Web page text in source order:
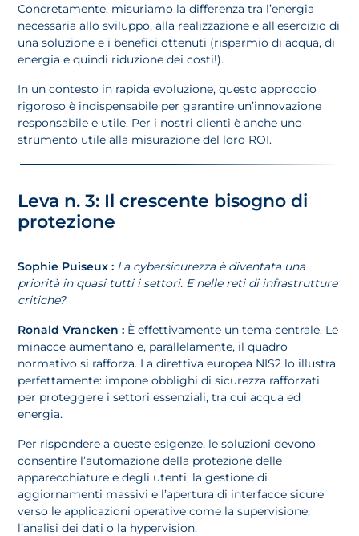
Concretamente, misuriamo la differenza tra l’energia
necessaria allo sviluppo, alla realizzazione e all’esercizio di
una soluzione e i benefici ottenuti (risparmio di acqua, di
energia e quindi riduzione dei costi!).
In un contesto in rapida evoluzione, questo approccio
rigoroso è indispensabile per garantire un’innovazione
responsabile e utile. Per i nostri clienti è anche uno
strumento utile alla misurazione del loro ROI.
Leva n. 3: Il crescente bisogno di
protezione
Sophie Puiseux : La cybersicurezza è diventata una
priorità in quasi tutti i settori. E nelle reti di infrastrutture
critiche?
Ronald Vrancken : È effettivamente un tema centrale. Le
minacce aumentano e, parallelamente, il quadro
normativo si rafforza. La direttiva europea NIS2 lo illustra
perfettamente: impone obblighi di sicurezza rafforzati
per proteggere i settori essenziali, tra cui acqua ed
energia.
Per rispondere a queste esigenze, le soluzioni devono
consentire l’automazione della protezione delle
apparecchiature e degli utenti, la gestione di
aggiornamenti massivi e l’apertura di interfacce sicure
verso le applicazioni operative come la supervisione,
l’analisi dei dati o la hypervision.